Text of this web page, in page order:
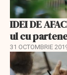
IDEI DE
ul cu
31 OCTOMBRIE